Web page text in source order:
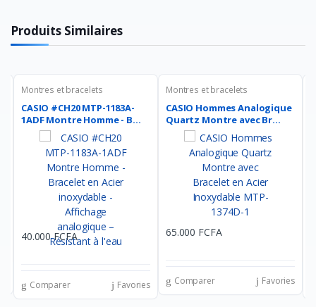
Produits Similaires
Montres et bracelets
CASIO #CH20 MTP-1183A-
1ADF Montre Homme - B...
40.000 FCFA
Comparer Favories
Montres et bracelets
CASIO Hommes Analogique
Quartz Montre avec Br...
65.000 FCFA
Comparer Favories